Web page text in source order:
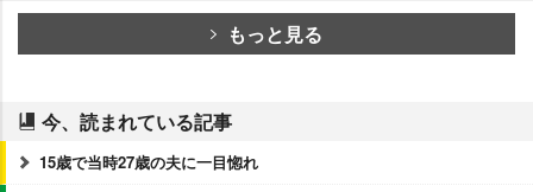
もっと見る
今、読まれている記事
15歳で当時27歳の夫に一目惚れ